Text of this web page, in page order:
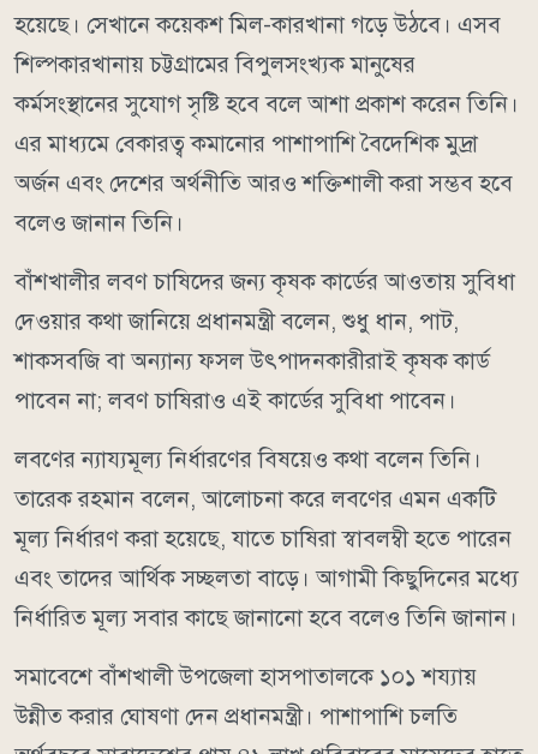
হয়েছে। সেখানে কয়েকশ মিল-কারখানা গড়ে উঠবে। এসব
শিল্পকারখানায় চট্টগ্রামের বিপুলসংখ্যক মানুষের
কর্মসংস্থানের সুযোগ সৃষ্টি হবে বলে আশা প্রকাশ করেন তিনি।
এর মাধ্যমে বেকারত্ব কমানোর পাশাপাশি বৈদেশিক মুদ্রা
অর্জন এবং দেশের অর্থনীতি আরও শক্তিশালী করা সম্ভব হবে
বলেও জানান তিনি।
বাঁশখালীর লবণ চাষিদের জন্য কৃষক কার্ডের আওতায় সুবিধা
দেওয়ার কথা জানিয়ে প্রধানমন্ত্রী বলেন, শুধু ধান, পাট,
শাকসবজি বা অন্যান্য ফসল উৎপাদনকারীরাই কৃষক কার্ড
পাবেন না; লবণ চাষিরাও এই কার্ডের সুবিধা পাবেন।
লবণের ন্যায্যমূল্য নির্ধারণের বিষয়েও কথা বলেন তিনি।
তারেক রহমান বলেন, আলোচনা করে লবণের এমন একটি
মূল্য নির্ধারণ করা হয়েছে, যাতে চাষিরা স্বাবলম্বী হতে পারেন
এবং তাদের আর্থিক সচ্ছলতা বাড়ে। আগামী কিছুদিনের মধ্যে
নির্ধারিত মূল্য সবার কাছে জানানো হবে বলেও তিনি জানান।
সমাবেশে বাঁশখালী উপজেলা হাসপাতালকে ১০১ শয্যায়
উন্নীত করার ঘোষণা দেন প্রধানমন্ত্রী। পাশাপাশি চলতি